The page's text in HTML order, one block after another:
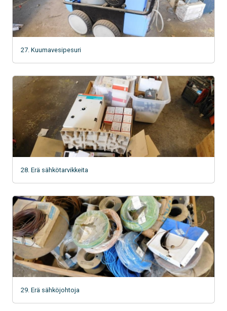
27. Kuumavesipesuri
28. Erä sähkötarvikkeita
29. Erä sähköjohtoja